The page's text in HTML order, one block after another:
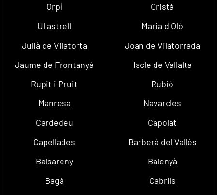
Orpí
Oristà
Ullastrell
Maria d´Oló
Julià de Vilatorta
Joan de Vilatorrada
Jaume de Frontanyà
Iscle de Vallalta
Rupit i Pruit
Rubió
Manresa
Navarcles
Cardedeu
Capolat
Capellades
Barberà del Vallès
Balsareny
Balenyà
Bagà
Cabrils